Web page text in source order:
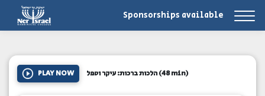
Sponsorships available
PLAY NOW הלכות ברכות: עיקר וטפל(48 min)